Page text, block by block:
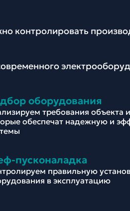
контролировать
оборудования
требования объекта
обеспечат надежную и
пусконаладка
правильную
в эксплуатацию